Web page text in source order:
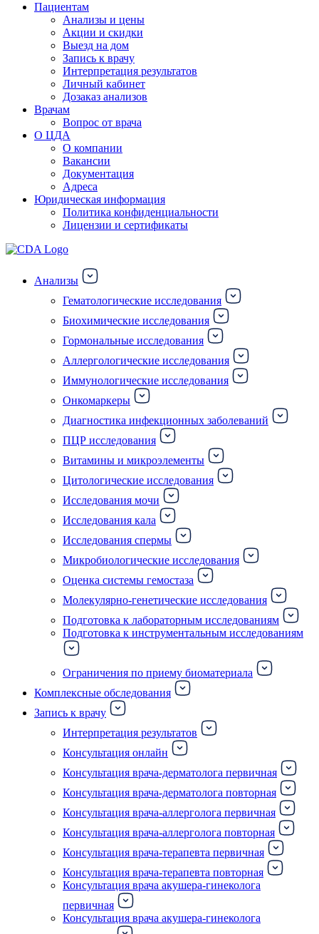
Пациентам
Анализы и цены
Акции и скидки
Выезд на дом
Запись к врачу
Интерпретация результатов
Личный кабинет
Дозаказ анализов
Врачам
Вопрос от врача
О ЦДА
О компании
Вакансии
Документация
Адреса
Юридическая информация
Политика конфиденциальности
Лицензии и сертификаты
Анализы
Гематологические исследования
Биохимические исследования
Гормональные исследования
Аллергологические исследования
Иммунологические исследования
Онкомаркеры
Диагностика инфекционных заболеваний
ПЦР исследования
Витамины и микроэлементы
Цитологические исследования
Исследования мочи
Исследования кала
Исследования спермы
Микробиологические исследования
Оценка системы гемостаза
Молекулярно-генетические исследования
Подготовка к лабораторным исследованиям
Подготовка к инструментальным исследованиям
Ограничения по приему биоматериала
Комплексные обследования
Запись к врачу
Интерпретация результатов
Консультация онлайн
Консультация врача-дерматолога первичная
Консультация врача-дерматолога повторная
Консультация врача-аллерголога первичная
Консультация врача-аллерголога повторная
Консультация врача-терапевта первичная
Консультация врача-терапевта повторная
Консультация врача акушера-гинеколога
первичная
Консультация врача акушера-гинеколога